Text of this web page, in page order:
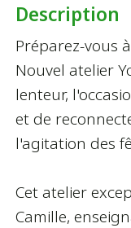
Description
Préparez-vous
Nouvel atelier
lenteur,
et de
l'agitation des
Cet atelier
Camille,